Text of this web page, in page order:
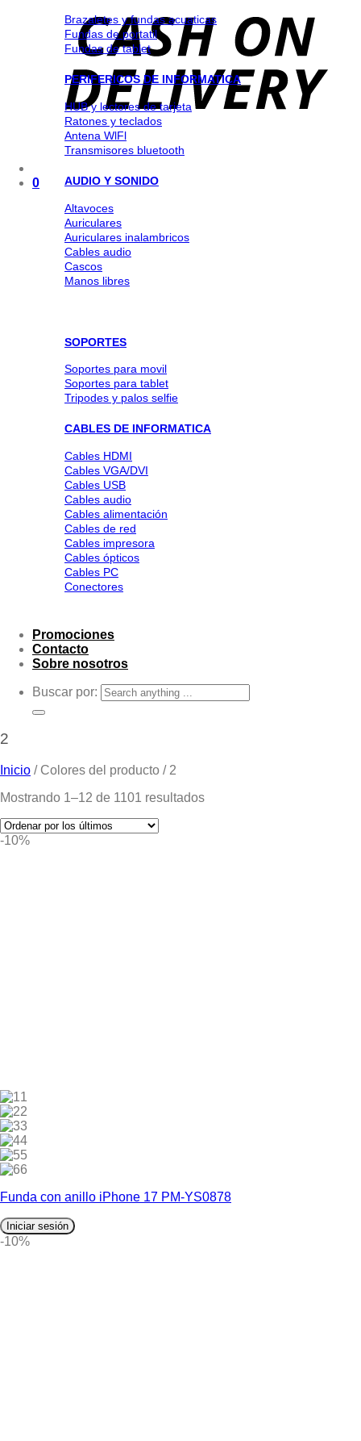
0
Brazaletes y fundas acuaticas
Fundas de portatil
Fundas de tablet
PERIFERICOS DE INFORMATICA
HUB y lectores de tarjeta
Ratones y teclados
Antena WlFl
Transmisores bluetooth
AUDIO Y SONIDO
Altavoces
Auriculares
Auriculares inalambricos
Cables audio
Cascos
Manos libres
SOPORTES
Soportes para movil
Soportes para tablet
Tripodes y palos selfie
CABLES DE INFORMATICA
Cables HDMI
Cables VGA/DVI
Cables USB
Cables audio
Cables alimentación
Cables de red
Cables impresora
Cables ópticos
Cables PC
Conectores
Promociones
Contacto
Sobre nosotros
Buscar por:
2
Inicio /Colores del producto /2
Mostrando 1–12 de 1101 resultados
-10%
1
2
3
4
5
6
Funda con anillo iPhone 17 PM-YS0878
Iniciar sesión
-10%